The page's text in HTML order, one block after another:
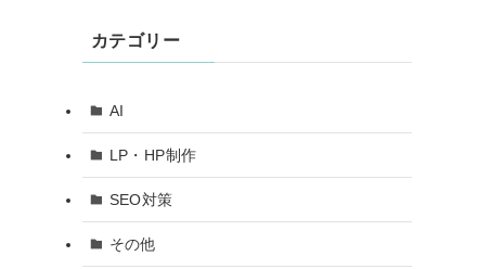
カテゴリー
AI
LP・HP制作
SEO対策
その他